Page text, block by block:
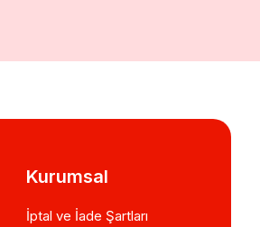
Kurumsal
İptal ve İade Şartları